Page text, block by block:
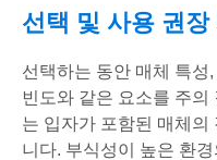
선택 및 사용 권장
선택하는 동안 매체 특성
빈도와 같은 요소를 주의
는 입자가 포함된 매체
니다. 부식성이 높은 환